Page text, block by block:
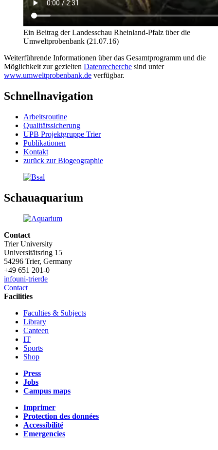
Ein Beitrag der Landesschau Rheinland-Pfalz über die
Umweltprobenbank (21.07.16)
Weiterführende Informationen über das Gesamtprogramm und die
Möglichkeit zur gezielten Datenrecherche sind unter
www.umweltprobenbank.de verfügbar.
Schnellnavigation
Arbeitsroutine
Qualitätssicherung
UPB Projektgruppe Trier
Publikationen
Kontakt
zurück zur Biogeographie
Schauaquarium
Contact
Trier University
Universitätsring 15
54296 Trier, Germany
+49 651 201-0
infouni-trierde
Contact
Facilities
Faculties & Subjects
Library
Canteen
IT
Sports
Shop
Press
Jobs
Campus maps
Imprimer
Protection des données
Accessibilité
Emergencies